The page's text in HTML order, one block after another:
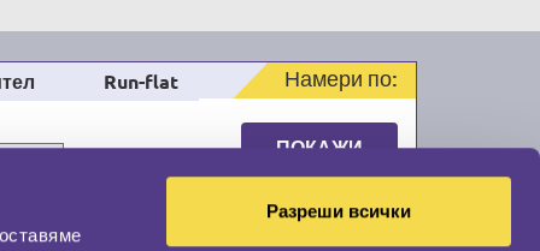
Разреши всички
Run-flat Намери по:
ПОКАЖИ
РЕЗУЛТАТ